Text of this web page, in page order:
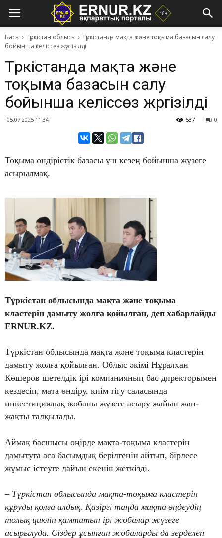
Басы Түркістан облысы
Түркістанда мақта және тоқыма базасын салу
бойынша келіссөз жүргізілді
Түркістанда мақта және
тоқыма базасын салу
бойынша келіссөз жүргізілді
05.07.2025 11:34 0
537
Тоқыма өндірістік базасы үш кезең бойынша жүзеге
асырылмақ.
Түркістан облысында мақта және тоқыма
кластерін дамыту жолға қойылған, деп хабарлайды
ERNUR.KZ.
Түркістан облысында мақта және тоқыма кластерін
дамыту жолға қойылған. Облыс әкімі Нұралхан
Көшеров шетелдік ірі компанияның бас директорымен
кездесіп, мата өндіру, киім тігу саласында
инвестициялық жобаны жүзеге асыру жайын жан-
жақты талқылады.
Аймақ басшысы өңірде мақта-тоқыма кластерін
дамытуға аса басымдық берілгенін айтып, бірлесе
жұмыс істеуге дайын екенін жеткізді.
– Түркістан облысында мақта-тоқыма кластерін
құруды қолға алдық. Қазіргі таңда мақта өңдеудің
толық циклін қамтитын ірі жобалар жүзеге
асырылуда. Сіздер ұсынған жобаларды да зерделеп